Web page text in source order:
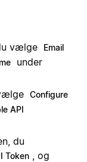
vælge Email
under
Configure
API
du
Token
, og